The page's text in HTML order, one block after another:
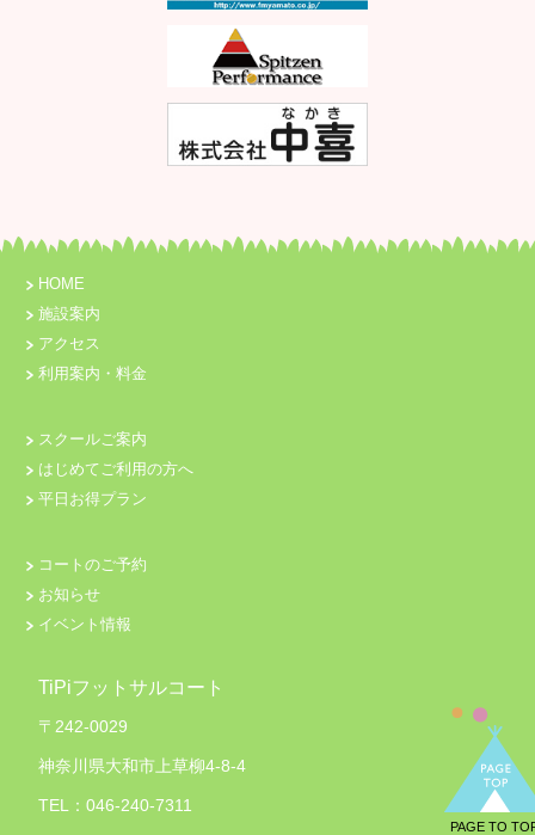
PAGE TO
HOME
施設案内
アクセス
利用案内・料金
スクールご案内
はじめてご利用の方へ
平日お得プラン
コートのご予約
お知らせ
イベント情報
TiPiフットサルコート
〒242-0029
神奈川県大和市上草柳4-8-4
TEL：046-240-7311